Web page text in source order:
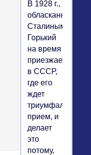
В 1928 г.,
обласканный
Сталиным,
Горький
на время
приезжает
в СССР,
где его
ждет
триумфальный
прием, и
делает
это
потому,